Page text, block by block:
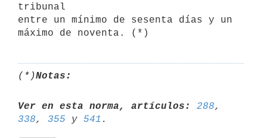
tribunal
entre un mínimo de sesenta días y un
(*)Notas:
Ver en esta norma, artículos: 288
338, 355 y 541